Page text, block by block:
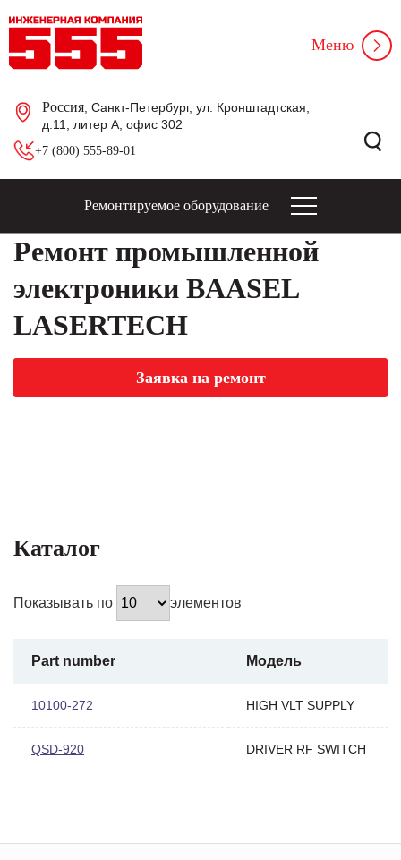
Россия , Санкт-Петербург, ул. Кронштадтская,
д.11, литер А, офис 302
+7 (800) 555-89-01
Меню
Ремонтируемое оборудование
Ремонт промышленной
электроники BAASEL
LASERTECH
Заявка на ремонт
Каталог
Показывать по элементов
Part number Модель
10100-272 HIGH VLT SUPPLY
QSD-920 DRIVER RF SWITCH